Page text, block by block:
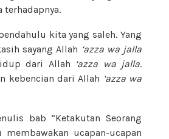
terhadapnya.
kita yang saleh. Yang
sayang Allah ‘azza wa jalla
dari Allah ‘azza wa jalla.
kebencian dari Allah ‘azza wa
bab “Ketakutan Seorang
ucapan-ucapan